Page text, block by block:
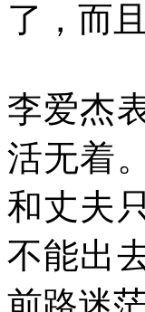
了，而
李爱杰
活无着
和丈夫
不能出